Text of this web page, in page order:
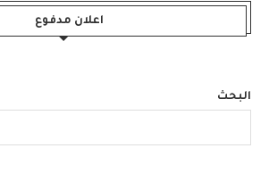
اعلان مدفوع
البحث